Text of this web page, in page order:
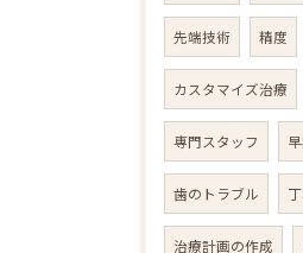
先端技術 精度
カスタマイズ治療
専門スタッフ
歯のトラブル
治療計画の作成